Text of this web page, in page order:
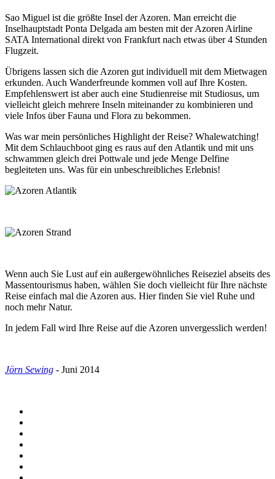
Sao Miguel ist die größte Insel der Azoren. Man erreicht die
Inselhauptstadt Ponta Delgada am besten mit der Azoren Airline
SATA International direkt von Frankfurt nach etwas über 4 Stunden
Flugzeit.
Übrigens lassen sich die Azoren gut individuell mit dem Mietwagen
erkunden. Auch Wanderfreunde kommen voll auf Ihre Kosten.
Empfehlenswert ist aber auch eine Studienreise mit Studiosus, um
vielleicht gleich mehrere Inseln miteinander zu kombinieren und
viele Infos über Fauna und Flora zu bekommen.
Was war mein persönliches Highlight der Reise? Whalewatching!
Mit dem Schlauchboot ging es raus auf den Atlantik und mit uns
schwammen gleich drei Pottwale und jede Menge Delfine
begleiteten uns. Was für ein unbeschreibliches Erlebnis!
Wenn auch Sie Lust auf ein außergewöhnliches Reiseziel abseits des
Massentourismus haben, wählen Sie doch vielleicht für Ihre nächste
Reise einfach mal die Azoren aus. Hier finden Sie viel Ruhe und
noch mehr Natur.
In jedem Fall wird Ihre Reise auf die Azoren unvergesslich werden!
Jörn Sewing - Juni 2014